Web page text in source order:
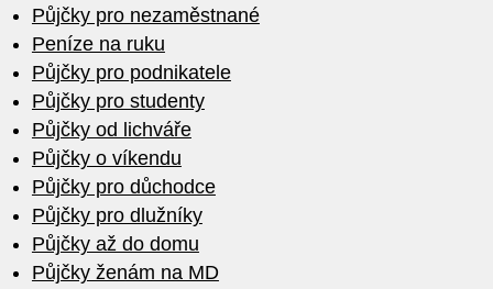
Půjčky pro nezaměstnané
Peníze na ruku
Půjčky pro podnikatele
Půjčky pro studenty
Půjčky od lichváře
Půjčky o víkendu
Půjčky pro důchodce
Půjčky pro dlužníky
Půjčky až do domu
Půjčky ženám na MD